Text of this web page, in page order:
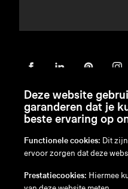
en/nl/fr/de
Disclaimer
Deze website
garanderen dat je
beste ervaring op
Functionele cookies: Dit
ervoor zorgen dat deze
Prestatiecookies: Hiermee